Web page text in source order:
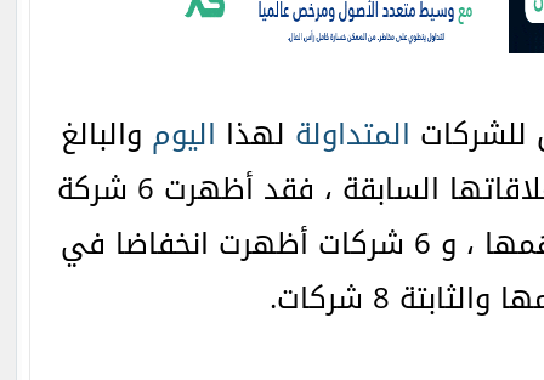
للشركات المتداولة لهذا اليوم والبالغ
عددها 20 شركة مع إغلاقاتها السابقة ، فقد أظهرت 6 شركة
ارتفاعا في أسعار أسهمها ، و 6 شركات أظهرت انخفاضا في
8 شركات.